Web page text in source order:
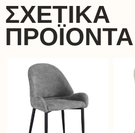
ΣΧΕΤΙΚΆ
ΠΡΟΪΌΝΤΑ